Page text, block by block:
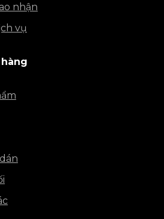
nhận
vụ